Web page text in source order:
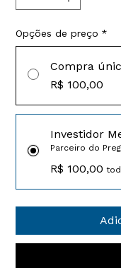
Opções de preço *
Compra
R$ 100,00
Investidor
Parceiro do
R$ 100,00